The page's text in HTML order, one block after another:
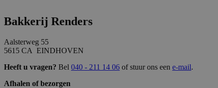
Bakkerij Renders
Aalsterweg 55
5615 CA EINDHOVEN
Heeft u vragen? Bel 040 - 211 14 06 of stuur ons een e-mail.
Afhalen of bezorgen